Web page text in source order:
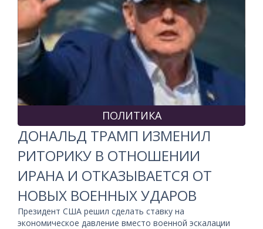
ПОЛИТИКА
ДОНАЛЬД ТРАМП ИЗМЕНИЛ
РИТОРИКУ В ОТНОШЕНИИ
ИРАНА И ОТКАЗЫВАЕТСЯ ОТ
НОВЫХ ВОЕННЫХ УДАРОВ
Президент США решил сделать ставку на
экономическое давление вместо военной эскалации